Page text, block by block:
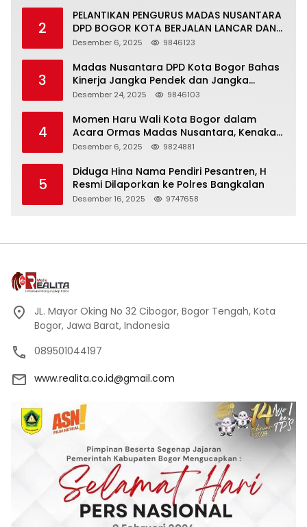
2
PELANTIKAN PENGURUS MADAS NUSANTARA
DPD BOGOR KOTA BERJALAN LANCAR DAN
KHIDMAT
Desember 6, 2025 9846123
3
Madas Nusantara DPD Kota Bogor Bahas
Kinerja Jangka Pendek dan Jangka
Panjang
Desember 24, 2025 9846103
4
Momen Haru Wali Kota Bogor dalam
Acara Ormas Madas Nusantara, Kenakan
Peci Hitam Tinggi sebagai Simbol
Desember 6, 2025 9824881
5
Diduga Hina Nama Pendiri Pesantren, H
Resmi Dilaporkan ke Polres Bangkalan
Desember 16, 2025 9747658
JL. Mayor Oking No 32 Cibogor, Bogor Tengah, Kota
Bogor, Jawa Barat, Indonesia
089501044197
www.realita.co.id@gmail.com